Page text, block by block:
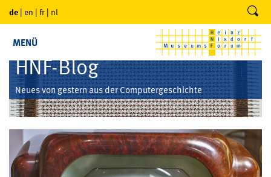
de | en | fr | nl
MENÜ
HNF-Blog
Neues von gestern aus der Computergeschichte